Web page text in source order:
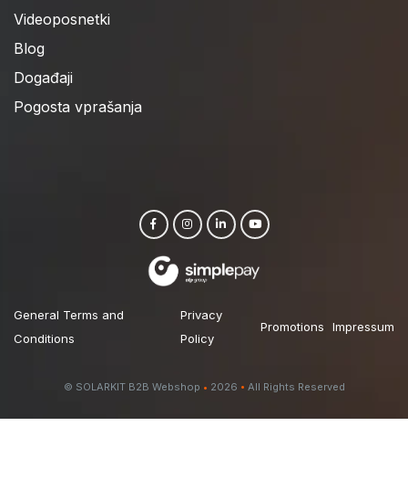
Videoposnetki
Blog
Događaji
Pogosta vprašanja
General Terms and
Conditions
Privacy
Policy
Promotions Impressum
© SOLARKIT B2B Webshop • 2026 • All Rights Reserved